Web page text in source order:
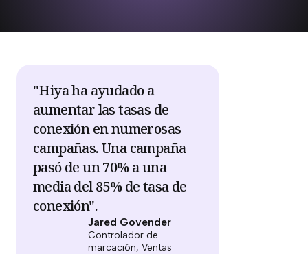
"Hiya ha ayudado a
aumentar las tasas de
conexión en numerosas
campañas. Una campaña
pasó de un 70% a una
media del 85% de tasa de
conexión".
Jared Govender
Controlador de
marcación, Ventas